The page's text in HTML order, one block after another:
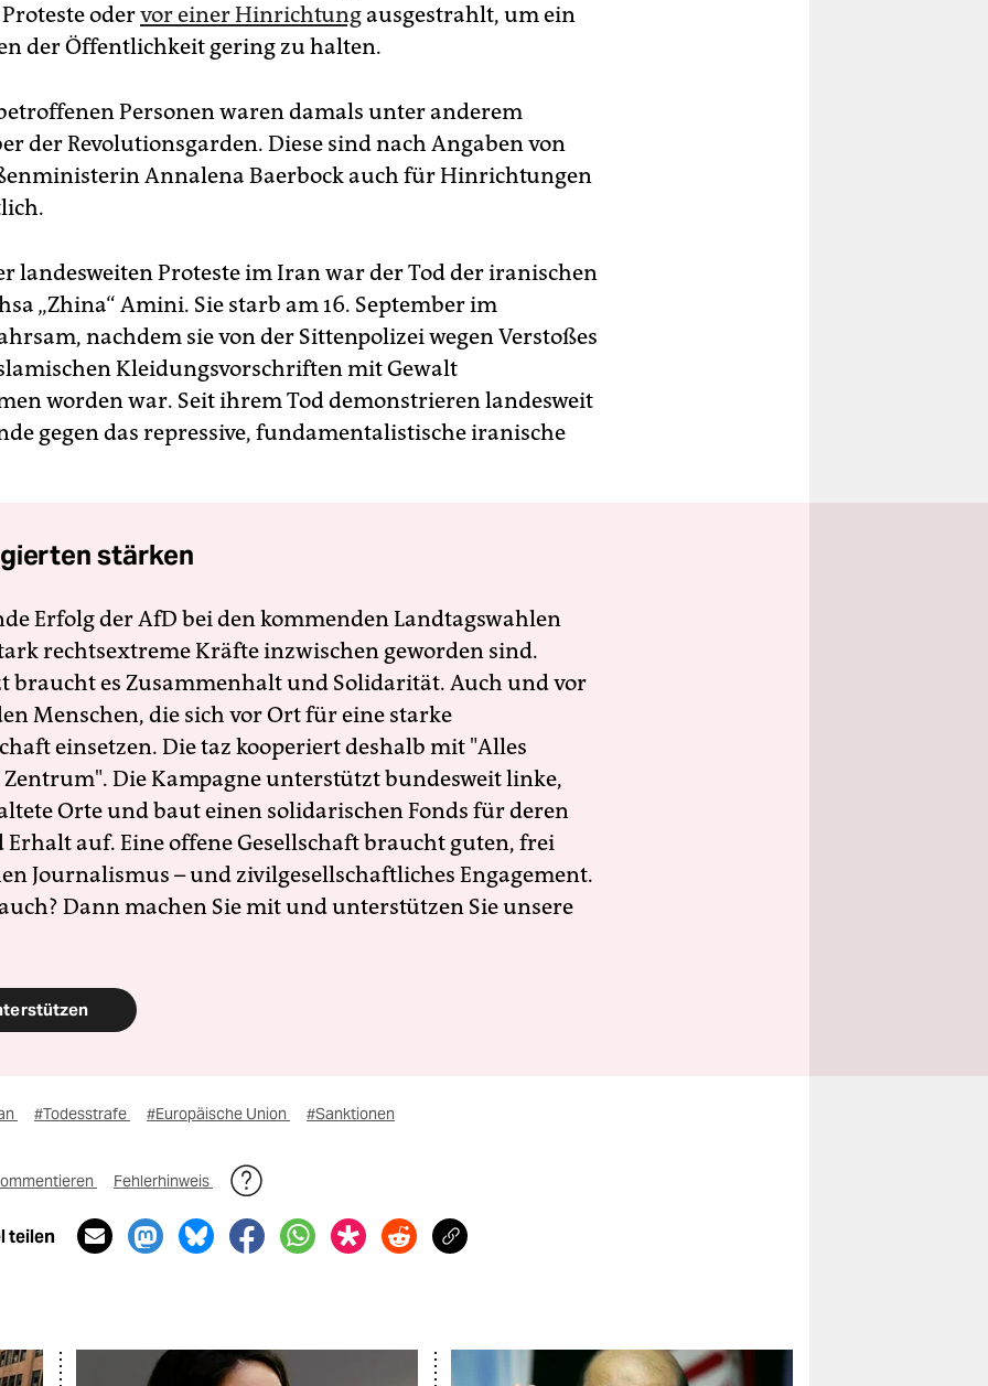
odervor einer Hinrichtungausgestrahlt, um ein
der Öffentlichkeit gering zu halten.
Personen waren damals unter anderem
der Revolutionsgarden. Diese sind nach Angaben von
Annalena Baerbock auch für Hinrichtungen
landesweiten Proteste im Iran war der Tod der iranischen
„Zhina“ Amini. Sie starb am 16. September im
nachdem sie von der Sittenpolizei wegen Verstoßes
Kleidungsvorschriften mit Gewalt
worden war. Seit ihrem Tod demonstrieren landesweit
gegen das repressive, fundamentalistische iranische
stärken
Erfolg der AfD bei den kommenden Landtagswahlen
rechtsextreme Kräfte inzwischen geworden sind.
braucht es Zusammenhalt und Solidarität. Auch und vor
Menschen, die sich vor Ort für eine starke
einsetzen. Die taz kooperiert deshalb mit "Alles
Die Kampagne unterstützt bundesweit linke,
Orte und baut einen solidarischen Fonds für deren
Erhalt auf. Eine offene Gesellschaft braucht guten, frei
Journalismus – und zivilgesellschaftliches Engagement.
Dann machen Sie mit und unterstützen Sie unsere
#Todesstrafe #Europäische Union #Sanktionen
Fehlerhinweis
teilen